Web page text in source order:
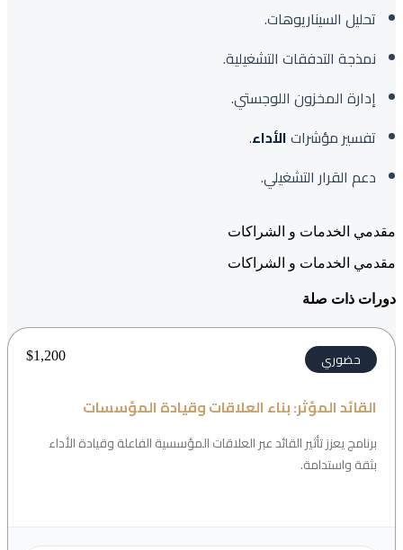
تحليل السيناريوهات.
نمذجة التدفقات التشغيلية.
إدارة المخزون اللوجستي.
تفسير مؤشراتالأداء.
دعم القرار التشغيلي.
مقدمي الخدمات و الشراكات
مقدمي الخدمات و الشراكات
دورات ذات صلة
$1,200 حضوري
القائد المؤثر: بناء العلاقات وقيادة المؤسسات
برنامج يعزز تأثير القائد عبر العلاقات المؤسسية الفاعلة وقيادة الأداء
بثقة واستدامة.